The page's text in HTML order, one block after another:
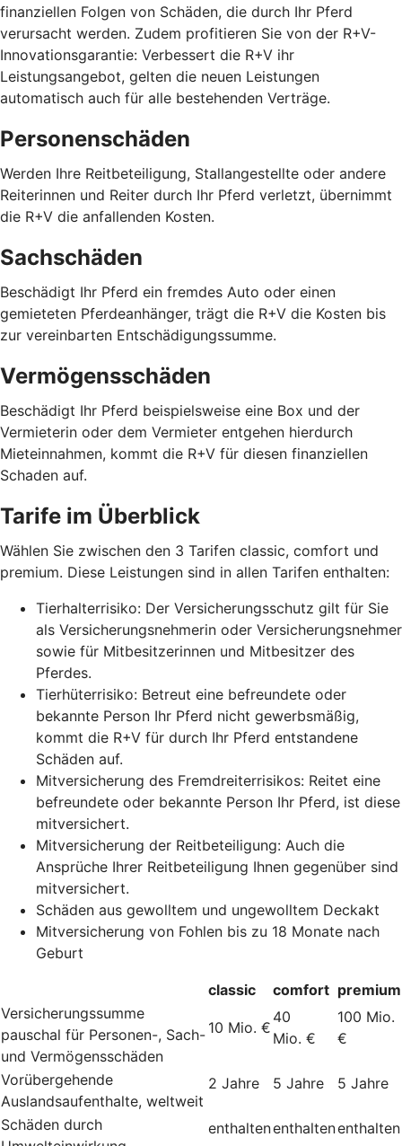
finanziellen Folgen von Schäden, die durch Ihr Pferd
verursacht werden. Zudem profitieren Sie von der R+V-
Innovationsgarantie: Verbessert die R+V ihr
Leistungsangebot, gelten die neuen Leistungen
automatisch auch für alle bestehenden Verträge.
Personenschäden
Werden Ihre Reitbeteiligung, Stallangestellte oder andere
Reiterinnen und Reiter durch Ihr Pferd verletzt, übernimmt
die R+V die anfallenden Kosten.
Sachschäden
Beschädigt Ihr Pferd ein fremdes Auto oder einen
gemieteten Pferdeanhänger, trägt die R+V die Kosten bis
zur vereinbarten Entschädigungssumme.
Vermögensschäden
Beschädigt Ihr Pferd beispielsweise eine Box und der
Vermieterin oder dem Vermieter entgehen hierdurch
Mieteinnahmen, kommt die R+V für diesen finanziellen
Schaden auf.
Tarife im Überblick
Wählen Sie zwischen den 3 Tarifen classic, comfort und
premium. Diese Leistungen sind in allen Tarifen enthalten:
Tierhalterrisiko: Der Versicherungsschutz gilt für Sie
als Versicherungsnehmerin oder Versicherungsnehmer
sowie für Mitbesitzerinnen und Mitbesitzer des
Pferdes.
Tierhüterrisiko: Betreut eine befreundete oder
bekannte Person Ihr Pferd nicht gewerbsmäßig,
kommt die R+V für durch Ihr Pferd entstandene
Schäden auf.
Mitversicherung des Fremdreiterrisikos: Reitet eine
befreundete oder bekannte Person Ihr Pferd, ist diese
mitversichert.
Mitversicherung der Reitbeteiligung: Auch die
Ansprüche Ihrer Reitbeteiligung Ihnen gegenüber sind
mitversichert.
Schäden aus gewolltem und ungewolltem Deckakt
Mitversicherung von Fohlen bis zu 18 Monate nach
Geburt
classic comfort premium
Versicherungssumme
pauschal für Personen-, Sach-
und Vermögensschäden
10 Mio. €
40
Mio. €
100 Mio.
€
Vorübergehende
Auslandsaufenthalte, weltweit
2 Jahre 5 Jahre 5 Jahre
Schäden durch
enthaltenenthaltenenthalten